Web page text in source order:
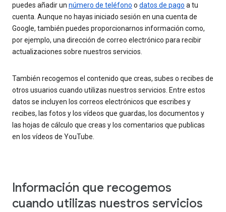
puedes añadir un número de teléfono o datos de pago a tu
cuenta. Aunque no hayas iniciado sesión en una cuenta de
Google, también puedes proporcionarnos información como,
por ejemplo, una dirección de correo electrónico para recibir
actualizaciones sobre nuestros servicios.
También recogemos el contenido que creas, subes o recibes de
otros usuarios cuando utilizas nuestros servicios. Entre estos
datos se incluyen los correos electrónicos que escribes y
recibes, las fotos y los vídeos que guardas, los documentos y
las hojas de cálculo que creas y los comentarios que publicas
en los vídeos de YouTube.
Información que recogemos
cuando utilizas nuestros servicios